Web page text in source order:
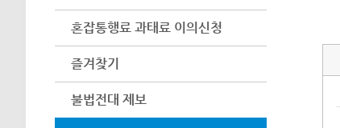
혼잡통행료 과태료 이의신청
즐겨찾기
불법전대 제보